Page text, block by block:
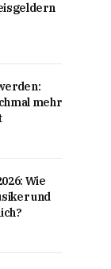
mehr
Wie
und